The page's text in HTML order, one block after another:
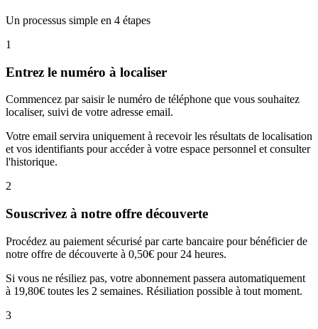
Un processus simple en 4 étapes
1
Entrez le numéro à localiser
Commencez par saisir le numéro de téléphone que vous souhaitez
localiser, suivi de votre adresse email.
Votre email servira uniquement à recevoir les résultats de localisation
et vos identifiants pour accéder à votre espace personnel et consulter
l'historique.
2
Souscrivez à notre offre découverte
Procédez au paiement sécurisé par carte bancaire pour bénéficier de
notre offre de découverte à 0,50€ pour 24 heures.
Si vous ne résiliez pas, votre abonnement passera automatiquement
à 19,80€ toutes les 2 semaines. Résiliation possible à tout moment.
3